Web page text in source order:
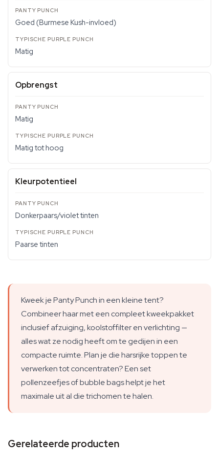
Goed (Burmese Kush-invloed)
Matig
Opbrengst
Matig
Matig tot hoog
Kleurpotentieel
Donkerpaars/violet tinten
Paarse tinten
Kweek je Panty Punch in een kleine tent?
Combineer haar met een compleet kweekpakket
inclusief afzuiging, koolstoffilter en verlichting —
alles wat ze nodig heeft om te gedijen in een
compacte ruimte. Plan je die harsrijke toppen te
verwerken tot concentraten? Een set
pollenzeefjes of bubble bags helpt je het
maximale uit al die trichomen te halen.
Gerelateerde producten